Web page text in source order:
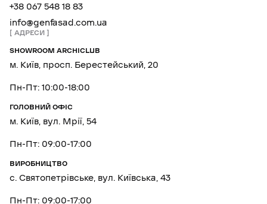
+38 067 548 18 83
info@genfasad.com.ua
АДРЕСИ
SHOWROOM ARCHICLUB
м. Київ, просп. Берестейський, 20
Пн-Пт: 10:00-18:00
ГОЛОВНИЙ ОФІС
м. Київ, вул. Мрії, 54
Пн-Пт: 09:00-17:00
ВИРОБНИЦТВО
с. Святопетрівське, вул. Київська, 43
Пн-Пт: 09:00-17:00